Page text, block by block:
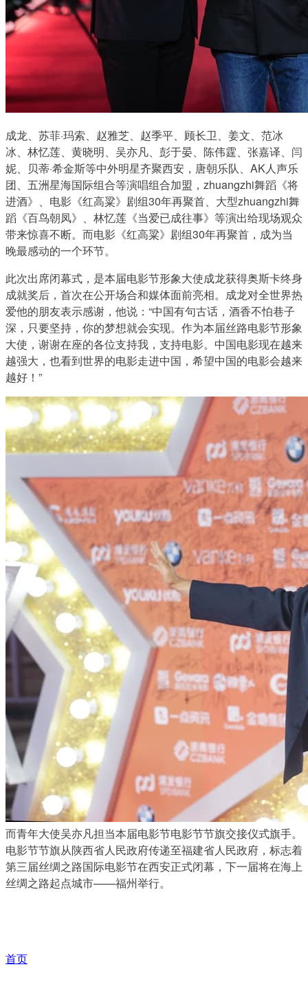
成龙、苏菲·玛索、赵雅芝、赵季平、顾长卫、姜文、范冰
冰、林忆莲、黄晓明、吴亦凡、彭于晏、陈伟霆、张嘉译、闫
妮、贝蒂·希金斯等中外明星齐聚西安，唐朝乐队、AK人声乐
团、五洲星海国际组合等演唱组合加盟，zhuangzhi舞蹈《将
进酒》、电影《红高粱》剧组30年再聚首、大型zhuangzhi舞
蹈《百鸟朝凤》、林忆莲《当爱已成往事》等演出给现场观众
带来惊喜不断。而电影《红高粱》剧组30年再聚首，成为当
晚最感动的一个环节。
此次出席闭幕式，是本届电影节形象大使成龙获得奥斯卡终身
成就奖后，首次在公开场合和媒体面前亮相。成龙对全世界热
爱他的朋友表示感谢，他说：“中国有句古话，酒香不怕巷子
深，只要坚持，你的梦想就会实现。作为本届丝路电影节形象
大使，谢谢在座的各位支持我，支持电影。中国电影现在越来
越强大，也看到世界的电影走进中国，希望中国的电影会越来
越好！”
而青年大使吴亦凡担当本届电影节电影节节旗交接仪式旗手。
电影节节旗从陕西省人民政府传递至福建省人民政府，标志着
第三届丝绸之路国际电影节在西安正式闭幕，下一届将在海上
丝绸之路起点城市——福州举行。
首页